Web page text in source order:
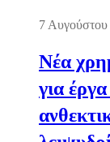
7
Νέα
για